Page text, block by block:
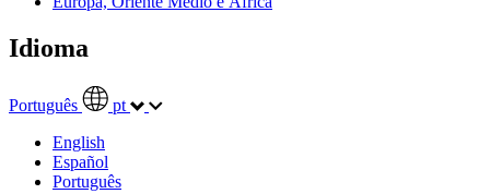
Idioma
Português
pt
English
Español
Português